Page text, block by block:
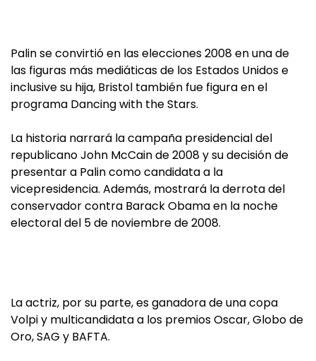
Palin se convirtió en las elecciones 2008 en una de
las figuras más mediáticas de los Estados Unidos e
inclusive su hija, Bristol también fue figura en el
programa Dancing with the Stars.
La historia narrará la campaña presidencial del
republicano John McCain de 2008 y su decisión de
presentar a Palin como candidata a la
vicepresidencia. Además, mostrará la derrota del
conservador contra Barack Obama en la noche
electoral del 5 de noviembre de 2008.
La actriz, por su parte, es ganadora de una copa
Volpi y multicandidata a los premios Oscar, Globo de
Oro, SAG y BAFTA.